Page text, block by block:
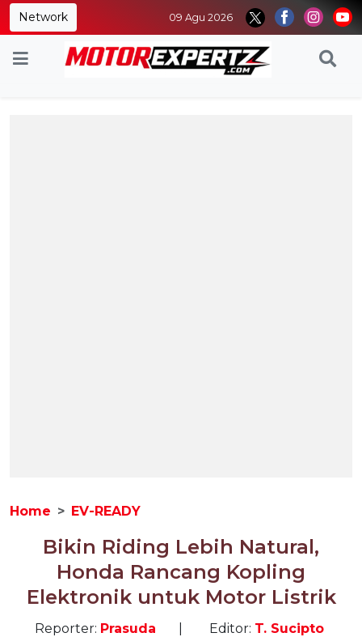
Network 09 Agu 2026
Home EV-READY
Bikin Riding Lebih Natural,
Honda Rancang Kopling
Elektronik untuk Motor Listrik
Reporter: Prasuda
Editor: T. Sucipto